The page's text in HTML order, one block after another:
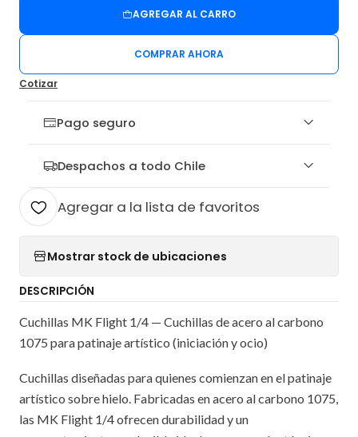
AGREGAR AL CARRO
COMPRAR AHORA
Cotizar
Pago seguro
Despachos a todo Chile
Agregar a la lista de favoritos
Mostrar stock de ubicaciones
DESCRIPCIÓN
Cuchillas MK Flight 1/4 — Cuchillas de acero al carbono
1075 para patinaje artístico (iniciación y ocio)
Cuchillas diseñadas para quienes comienzan en el patinaje
artístico sobre hielo. Fabricadas en acero al carbono 1075,
las MK Flight 1/4 ofrecen durabilidad y un